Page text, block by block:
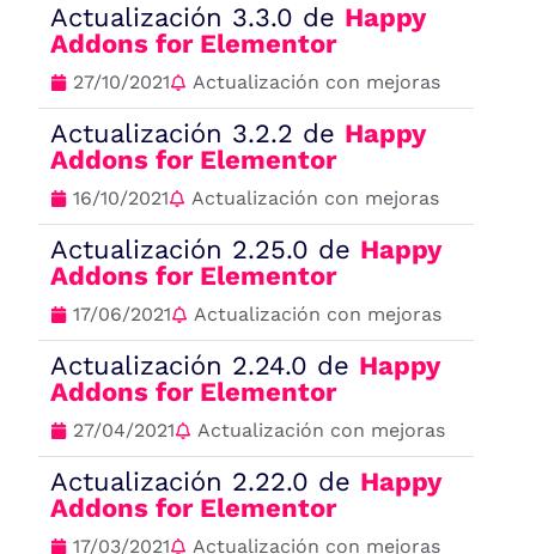
Actualización 3.3.0 de Happy
Addons for Elementor
27/10/2021 Actualización con mejoras
Actualización 3.2.2 de Happy
Addons for Elementor
16/10/2021 Actualización con mejoras
Actualización 2.25.0 de Happy
Addons for Elementor
17/06/2021 Actualización con mejoras
Actualización 2.24.0 de Happy
Addons for Elementor
27/04/2021 Actualización con mejoras
Actualización 2.22.0 de Happy
Addons for Elementor
17/03/2021 Actualización con mejoras